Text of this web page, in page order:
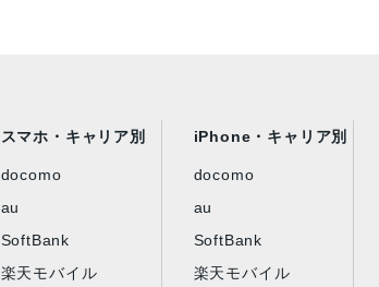
スマホ・キャリア別
docomo
au
SoftBank
楽天モバイル
iPhone・キャリア別
docomo
au
SoftBank
楽天モバイル